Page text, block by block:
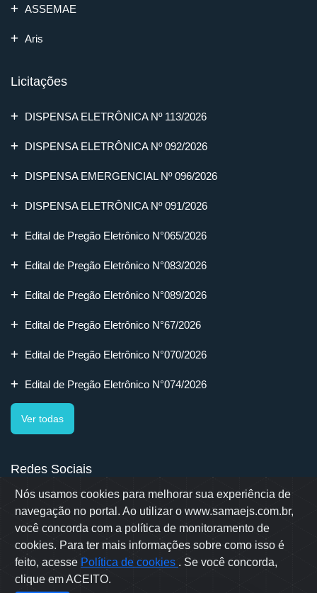
Nós usamos cookies para melhorar sua experiência de
navegação no portal. Ao utilizar o www.samaejs.com.br,
você concorda com a política de monitoramento de
cookies. Para ter mais informações sobre como isso é
feito, acesse Política de cookies . Se você concorda,
clique em ACEITO.
ASSEMAE
Aris
Licitações
DISPENSA ELETRÔNICA Nº 113/2026
DISPENSA ELETRÔNICA Nº 092/2026
DISPENSA EMERGENCIAL Nº 096/2026
DISPENSA ELETRÔNICA Nº 091/2026
Edital de Pregão Eletrônico N°065/2026
Edital de Pregão Eletrônico N°083/2026
Edital de Pregão Eletrônico N°089/2026
Edital de Pregão Eletrônico N°67/2026
Edital de Pregão Eletrônico N°070/2026
Edital de Pregão Eletrônico N°074/2026
Ver todas
Redes Sociais
Rua Erwino Menegotti, 478 - Bairro Água Verde - Jaraguá do Sul
- SC
Samae © 2022 - Todos os direitos reservados
Desenvolvido por: OWL Mídia Agência Digital